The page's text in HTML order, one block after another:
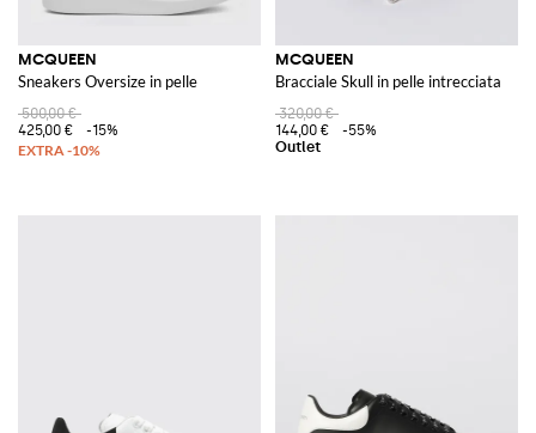
MCQUEEN
Sneakers Oversize in pelle
500,00 €
425,00 €
-15%
MCQUEEN
Bracciale Skull in pelle intrecciata
320,00 €
144,00 €
-55%